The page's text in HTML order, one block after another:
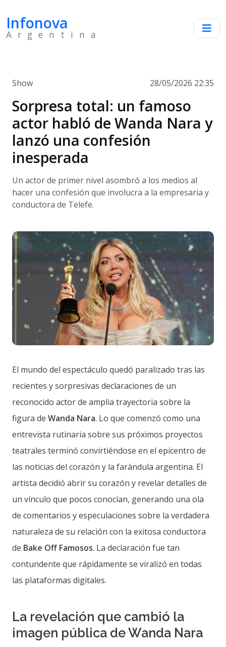
Infonova
Argentina
Show 28/05/2026 22:35
Sorpresa total: un famoso
actor habló de Wanda Nara y
lanzó una confesión
inesperada
Un actor de primer nivel asombró a los medios al
hacer una confesión que involucra a la empresaria y
conductora de Telefe.
El mundo del espectáculo quedó paralizado tras las
recientes y sorpresivas declaraciones de un
reconocido actor de amplia trayectoria sobre la
figura de Wanda Nara. Lo que comenzó como una
entrevista rutinaria sobre sus próximos proyectos
teatrales terminó convirtiéndose en el epicentro de
las noticias del corazón y la farándula argentina. El
artista decidió abrir su corazón y revelar detalles de
un vínculo que pocos conocían, generando una ola
de comentarios y especulaciones sobre la verdadera
naturaleza de su relación con la exitosa conductora
de Bake Off Famosos. La declaración fue tan
contundente que rápidamente se viralizó en todas
las plataformas digitales.
La revelación que cambió la
imagen pública de Wanda Nara